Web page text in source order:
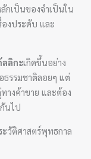
กเป็นของจำเป็นใน
งประดับ และ
ลิกะเกิดขึ้นอย่าง
ธรรมชาติลอยๆ แต่
างค้าขาย และต้อง
นไป
วัติศาสตร์พุทธกาล